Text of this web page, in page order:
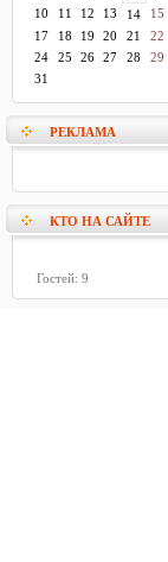
10
11 12 13 14 15
17
18 19 20 21 22
24
25 26 27 28 29
31
РЕКЛАМА
КТО НА САЙТЕ
Гостей: 9